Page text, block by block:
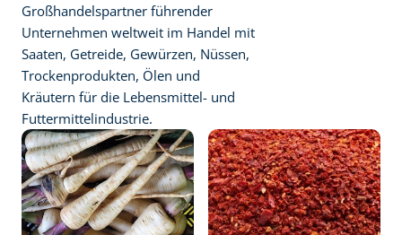
Großhandelspartner führender
Unternehmen weltweit im Handel mit
Saaten, Getreide, Gewürzen, Nüssen,
Trockenprodukten, Ölen und
Kräutern für die Lebensmittel- und
Futtermittelindustrie.